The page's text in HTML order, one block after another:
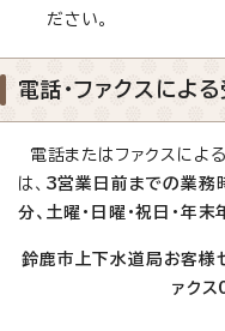
ださい。
電話・ファクスによ
電話またはファクスによ
は、 3営業日前までの業務
分、土曜・日曜・祝日・年末
鈴鹿市上下水道局お
ァク